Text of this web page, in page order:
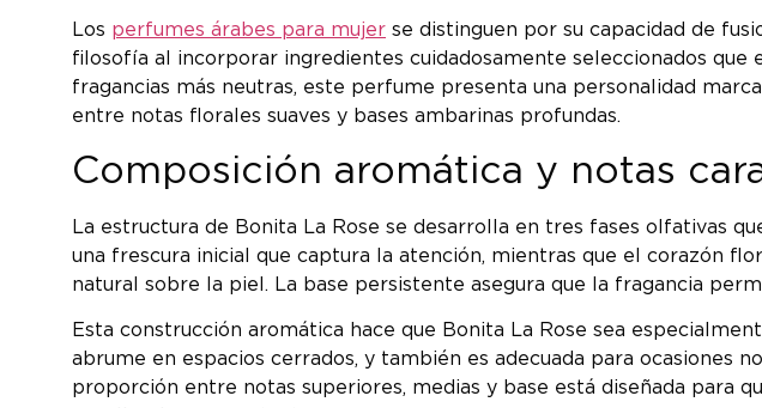
Los perfumes árabes para mujer se distinguen por su capacidad de
filosofía al incorporar ingredientes cuidadosamente seleccionados
fragancias más neutras, este perfume presenta una personalidad
entre notas florales suaves y bases ambarinas profundas.
Composición aromática y notas
La estructura de Bonita La Rose se desarrolla en tres fases olfativas
una frescura inicial que captura la atención, mientras que el corazón
natural sobre la piel. La base persistente asegura que la fragancia
Esta construcción aromática hace que Bonita La Rose sea
abrume en espacios cerrados, y también es adecuada para ocasiones
proporción entre notas superiores, medias y base está diseñada para